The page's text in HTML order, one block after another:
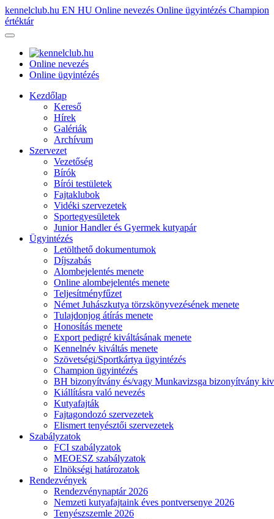
kennelclub.hu EN HU Online nevezés Online ügyintézés Champion
értéktár
Online nevezés
Online ügyintézés
Kezdőlap
Kereső
Hírek
Galériák
Archívum
Szervezet
Vezetőség
Bírók
Bírói testületek
Fajtaklubok
Vidéki szervezetek
Sportegyesületek
Junior Handler és Gyermek kutyapár
Ügyintézés
Letölthető dokumentumok
Díjszabás
Alombejelentés menete
Online alombejelentés menete
Teljesítményfűzet
Német Juhászkutya törzskönyvezésének menete
Tulajdonjog átírás menete
Honosítás menete
Export pedigré kiváltásának menete
Kennelnév kiváltás menete
Szövetségi/Sportkártya ügyintézés
Champion ügyintézés
BH bizonyítvány és/vagy Munkavizsga bizonyítvány
Kiállításra való nevezés
Kutyafajták
Fajtagondozó szervezetek
Elismert tenyésztői szervezetek
Szabályzatok
FCI szabályzatok
MEOESZ szabályzatok
Elnökségi határozatok
Rendezvények
Rendezvénynaptár 2026
Nemzeti kutyafajtaink éves pontversenye 2026
Tenyészszemle 2026